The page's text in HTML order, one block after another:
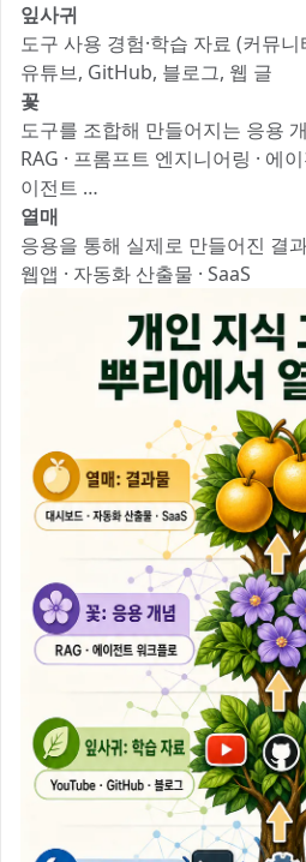
잎사귀
도구 사용 경험·학습 자료 (커뮤
유튜브, GitHub, 블로그, 웹 글
꽃
도구를 조합해 만들어지는 응용
RAG · 프롬프트 엔지니어링 · 에
이전트 …
열매
응용을 통해 실제로 만들어진 결
웹앱 · 자동화 산출물 · SaaS